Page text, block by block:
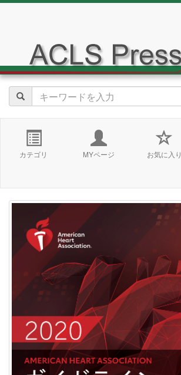
カテゴリ MYページ お気に入り